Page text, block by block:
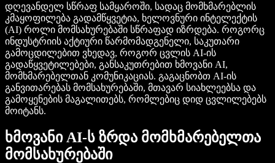
დღევანდელ სწრაფ სამყაროში, სადაც მომხმარებლის
კმაყოფილება გადამწყვეტია, ხელოვნური ინტელექტის
(AI) როლი მომსახურებაში სწრაფად იზრდება. როგორც
ინდუსტრიის აქტიური წარმომადგენელი, საკუთარი
გამოცდილებით ვხედავ, როგორ ცვლის AI-ის
გადაწყვეტილებები, განსაკუთრებით ხმოვანი AI,
მომხმარებელთან კომუნიკაციას. გაგაცნობთ AI-ის
განვითარებას მომსახურებაში, მთავარ სიახლეებსა და
გამოყენების მაგალითებს, რომლებიც დიდ ცვლილებებს
მოიტანს.
ხმოვანი AI-ს ზრდა მომხმარებელთა
მომსახურებაში